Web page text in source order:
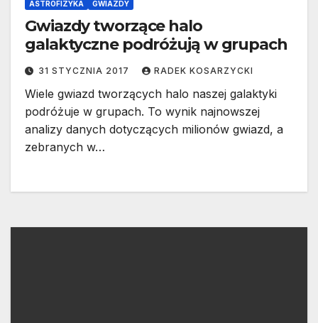
ASTROFIZYKA GWIAZDY
Gwiazdy tworzące halo
galaktyczne podróżują w grupach
31 STYCZNIA 2017 RADEK KOSARZYCKI
Wiele gwiazd tworzących halo naszej galaktyki
podróżuje w grupach. To wynik najnowszej
analizy danych dotyczących milionów gwiazd, a
zebranych w…